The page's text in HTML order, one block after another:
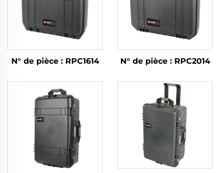
N° de pièce : RPC1614 N° de pièce : RPC2014